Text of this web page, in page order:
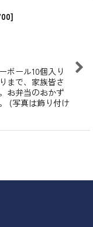
]
ボール10個入り
まで、家族皆さ
お弁当のおかず
(写真は飾り付け